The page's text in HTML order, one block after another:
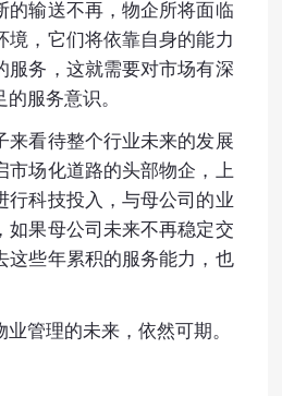
的输送不再，物企所将面临
境，它们将依靠自身的能力
服务，这就需要对市场有深
服务意识。
来看待整个行业未来的发展
市场化道路的头部物企，上
行科技投入，与母公司的业
如果母公司未来不再稳定交
这些年累积的服务能力，也
管理的未来，依然可期。